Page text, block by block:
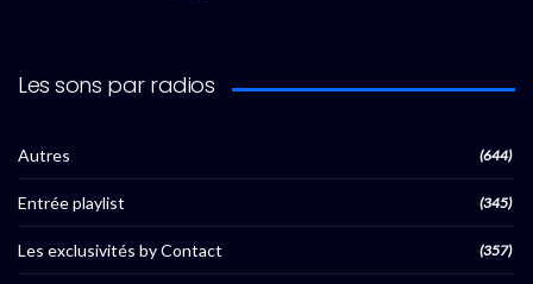
Les sons par radios
Autres (644)
Entrée playlist (345)
Les exclusivités by Contact (357)